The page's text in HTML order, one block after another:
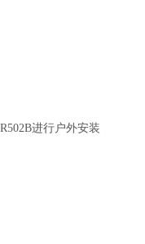
进行户外安装